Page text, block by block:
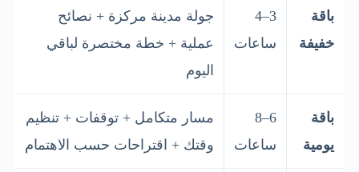
باقة
خفيفة
3–4
ساعات
جولة مدينة مركزة + نصائح
عملية + خطة مختصرة لباقي
اليوم
باقة
يومية
6–8
ساعات
مسار متكامل + توقفات + تنظيم
وقتك + اقتراحات حسب الاهتمام